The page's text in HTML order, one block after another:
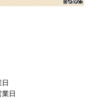
日